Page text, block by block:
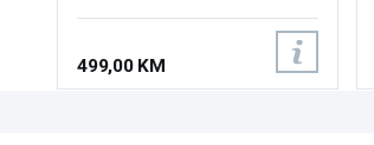
Osvježenje: 240Hz, Adaptive
Sync, G-SYNC, Priključci: HDMI
2x 2.0, DisplayPort 1.4,
Zvučnici:2x2W
499,00 KM